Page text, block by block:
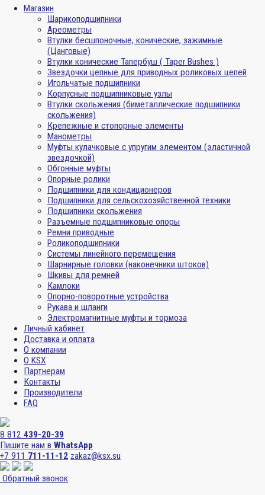
Магазин
Шарикоподшипники
Ареометры
Втулки бесшпоночные, конические, зажимные
(Цанговые)
Втулки конические Тапербуш ( Taper Bushes )
Звездочки цепные для приводных роликовых цепей
Игольчатые подшипники
Корпусные подшипниковые узлы
Втулки скольжения (биметаллические подшипники
скольжения)
Крепежные и стопорные элементы
Манометры
Муфты кулачковые с упругим элементом (эластичной
звездочкой)
Обгонные муфты
Опорные ролики
Подшипники для кондиционеров
Подшипники для сельскохозяйственной техники
Подшипники скольжения
Разъемные подшипниковые опоры
Ремни приводные
Роликоподшипники
Системы линейного перемещения
Шарнирные головки (наконечники штоков)
Шкивы для ремней
Камлоки
Опорно-поворотные устройства
Рукава и шланги
Электромагнитные муфты и тормоза
Личный кабинет
Доставка и оплата
О компании
О KSX
Партнерам
Контакты
Производители
FAQ
8 812 439-20-39
Пишите нам в WhatsApp
+7 911 711-11-12 zakaz@ksx.su
Обратный звонок